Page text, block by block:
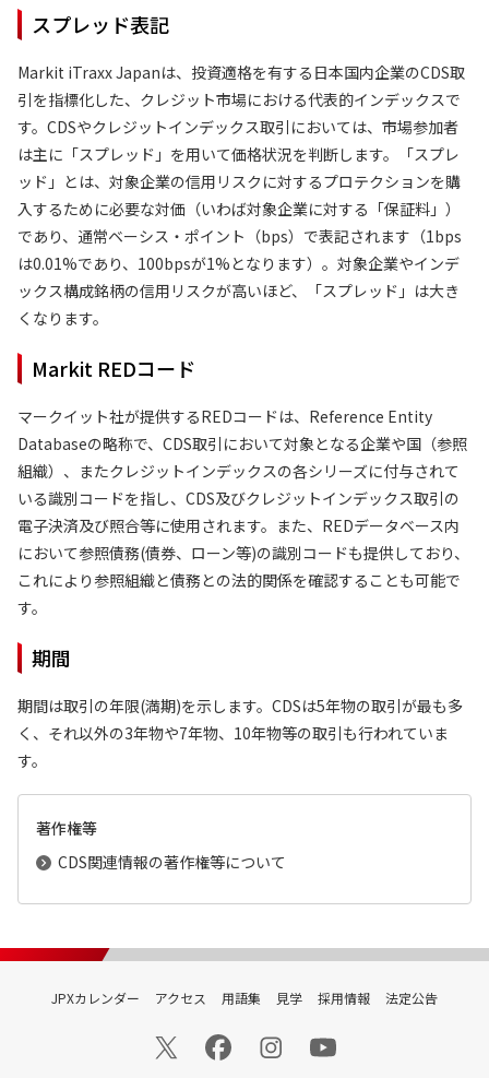
スプレッド表記
Markit iTraxx Japanは、投資適格を有する日本国内企業のCDS取
引を指標化した、クレジット市場における代表的インデックスで
す。CDSやクレジットインデックス取引においては、市場参加者
は主に「スプレッド」を用いて価格状況を判断します。「スプレ
ッド」とは、対象企業の信用リスクに対するプロテクションを購
入するために必要な対価（いわば対象企業に対する「保証料」）
であり、通常ベーシス・ポイント（bps）で表記されます（1bps
は0.01%であり、100bpsが1%となります）。対象企業やインデ
ックス構成銘柄の信用リスクが高いほど、「スプレッド」は大き
くなります。
Markit REDコード
マークイット社が提供するREDコードは、Reference Entity
Databaseの略称で、CDS取引において対象となる企業や国（参照
組織）、またクレジットインデックスの各シリーズに付与されて
いる識別コードを指し、CDS及びクレジットインデックス取引の
電子決済及び照合等に使用されます。また、REDデータベース内
において参照債務(債券、ローン等)の識別コードも提供しており、
これにより参照組織と債務との法的関係を確認することも可能で
す。
期間
期間は取引の年限(満期)を示します。CDSは5年物の取引が最も多
く、それ以外の3年物や7年物、10年物等の取引も行われていま
す。
著作権等
CDS関連情報の著作権等について
JPXカレンダー アクセス 用語集 見学 採用情報 法定公告